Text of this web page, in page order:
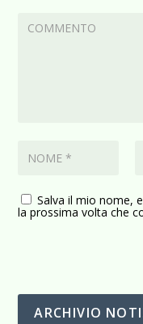
Salva il mio nome,
la prossima volta che
ARCHIVIO